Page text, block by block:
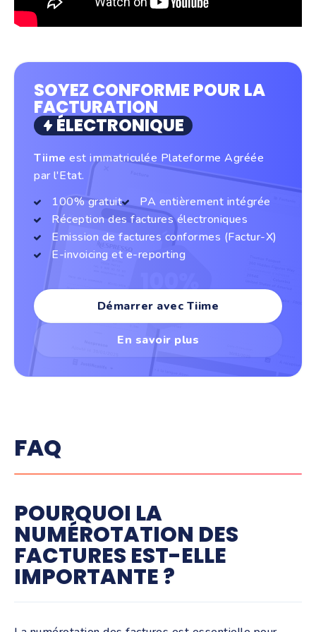
SOYEZ CONFORME POUR LA
FACTURATION
ÉLECTRONIQUE
Tiime est immatriculée Plateforme Agréée
par l'Etat.
100% gratuit
PA entièrement intégrée
Réception des factures électroniques
Emission de factures conformes (Factur-X)
E-invoicing et e-reporting
Démarrer avec Tiime
En savoir plus
FAQ
POURQUOI LA
NUMÉROTATION DES
FACTURES EST-ELLE
IMPORTANTE ?